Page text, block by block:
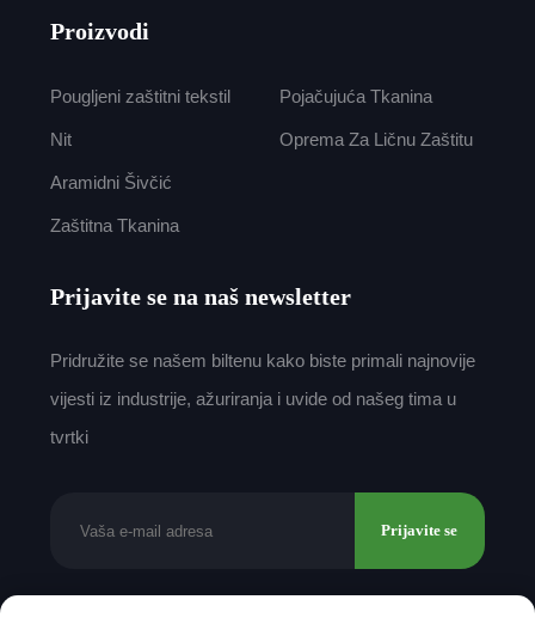
Proizvodi
Pougljeni zaštitni tekstil
Nit
Aramidni Šivčić
Zaštitna Tkanina
Pojačujuća Tkanina
Oprema Za Ličnu Zaštitu
Prijavite se na naš newsletter
Pridružite se našem biltenu kako biste primali najnovije
vijesti iz industrije, ažuriranja i uvide od našeg tima u
tvrtki
Prijavite se